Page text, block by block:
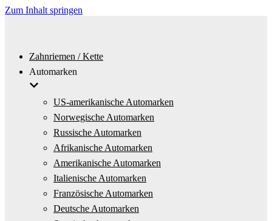
Zum Inhalt springen
Zahnriemen / Kette
Automarken
US-amerikanische Automarken
Norwegische Automarken
Russische Automarken
Afrikanische Automarken
Amerikanische Automarken
Italienische Automarken
Französische Automarken
Deutsche Automarken